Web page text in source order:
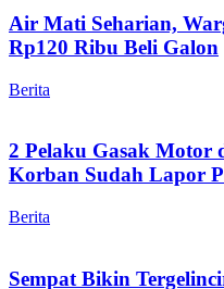
Air Mati Seharian,
Rp120 Ribu Beli Galon
Berita
2 Pelaku Gasak Motor
Korban Sudah Lapor
Berita
Sempat Bikin